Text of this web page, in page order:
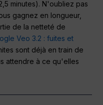
minutes). N'oubliez pas
gagnez en longueur,
de la netteté de
Veo 3.2 : fuites et
sont déjà en train de
attendre à ce qu'elles